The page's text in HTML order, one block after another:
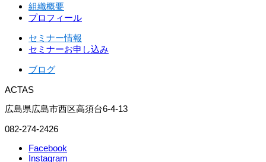
組織概要
プロフィール
セミナー情報
セミナーお申し込み
ブログ
ACTAS
広島県広島市西区高須台6-4-13
082-274-2426
Facebook
Instagram